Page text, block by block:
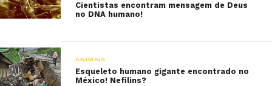
Cientistas encontram mensagem de Deus
no DNA humano!
ANIMAIS
Esqueleto humano gigante encontrado no
México! Nefilins?